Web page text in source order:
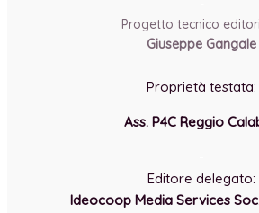
Progetto tecnico
Giuseppe Gangale
Proprietà testata:
Ass. P4C Reggio
Editore delegato:
Ideocoop Media Services